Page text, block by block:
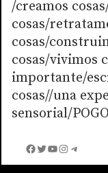
/creamos
cosas/
cosas/
cosas/vivimos
importante/
cosas//una
sensorial/
Facebook
Twitter
YouTube
Instagram
Telegram